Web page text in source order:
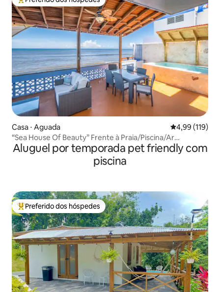
Entre os melhores preferidos dos hóspedes
Casa ⋅ Aguada 4,99 de uma
4,99 (119)
“Sea House Of Beauty” Frente à Praia/Piscina/Ar
Condicionado/Wifi
Aluguel por temporada pet friendly com
piscina
Entre os melhores preferidos dos hóspedes
Preferido dos hóspedes